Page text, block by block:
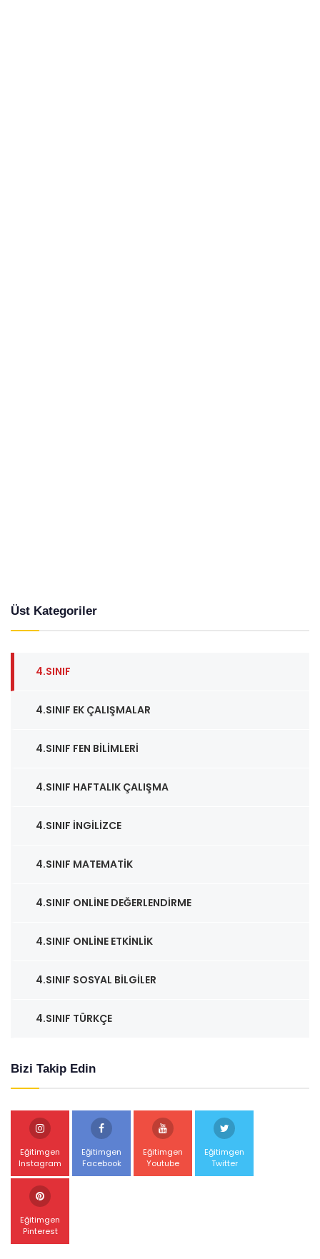
Üst Kategoriler
4.SINIF
4.SINIF EK ÇALIŞMALAR
4.SINIF FEN BILIMLERI
4.SINIF HAFTALIK ÇALIŞMA
4.SINIF İNGILIZCE
4.SINIF MATEMATIK
4.SINIF ONLINE DEĞERLENDIRME
4.SINIF ONLINE ETKINLIK
4.SINIF SOSYAL BILGILER
4.SINIF TÜRKÇE
Bizi Takip Edin
Eğitimgen
Instagram
Eğitimgen
Facebook
Eğitimgen
Youtube
Eğitimgen
Twitter
Eğitimgen
Pinterest